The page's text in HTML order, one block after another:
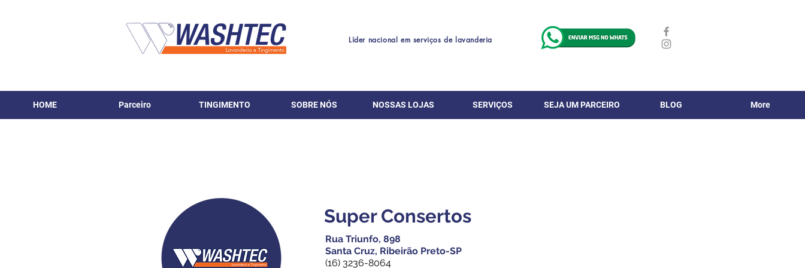
Líder nacional em serviços de lavanderia
HOME Parceiro TINGIMENTO SOBRE NÓS NOSSAS LOJAS SERVIÇOS SEJA UM PARCEIRO BLOG More
Super Consertos
Rua Triunfo, 898
Santa Cruz, Ribeirão Preto-SP
(16) 3236-8064